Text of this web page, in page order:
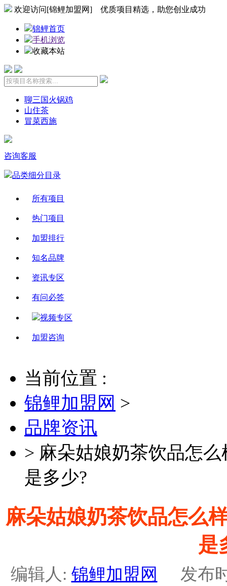
欢迎访问[锦鲤加盟网] 优质项目精选，助您创业成功
锦鲤首页
手机浏览
收藏本站
聊三国火锅鸡
山住茶
冒菜西施
咨询客服
品类细分目录
所有项目
热门项目
加盟排行
知名品牌
资讯专区
有问必答
视频专区
加盟咨询
当前位置 :
锦鲤加盟网 >
品牌资讯
> 麻朵姑娘奶茶饮品怎
是多少?
麻朵姑娘奶茶饮品怎么
是
编辑人: 锦鲤加盟网
发布